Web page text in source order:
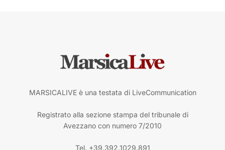
MARSICALIVE è una testata di LiveCommunication
Registrato alla sezione stampa del tribunale di
Avezzano con numero 7/2010
Tel. +39.392.1029.891